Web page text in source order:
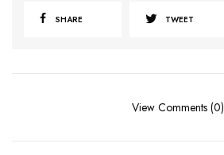
SHARE TWEET
View Comments (0)